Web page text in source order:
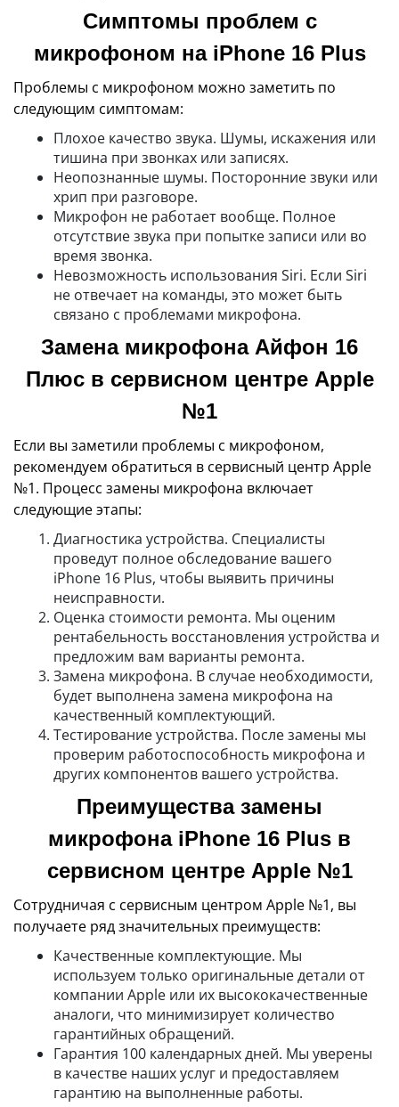
Симптомы проблем с
микрофоном на iPhone 16 Plus
Проблемы с микрофоном можно заметить по
следующим симптомам:
Плохое качество звука. Шумы, искажения или
тишина при звонках или записях.
Неопознанные шумы. Посторонние звуки или
хрип при разговоре.
Микрофон не работает вообще. Полное
отсутствие звука при попытке записи или во
время звонка.
Невозможность использования Siri. Если Siri
не отвечает на команды, это может быть
связано с проблемами микрофона.
Замена микрофона Айфон 16
Плюс в сервисном центре Apple
№1
Если вы заметили проблемы с микрофоном,
рекомендуем обратиться в сервисный центр Apple
№1. Процесс замены микрофона включает
следующие этапы:
Диагностика устройства. Специалисты
проведут полное обследование вашего
iPhone 16 Plus, чтобы выявить причины
неисправности.
Оценка стоимости ремонта. Мы оценим
рентабельность восстановления устройства и
предложим вам варианты ремонта.
Замена микрофона. В случае необходимости,
будет выполнена замена микрофона на
качественный комплектующий.
Тестирование устройства. После замены мы
проверим работоспособность микрофона и
других компонентов вашего устройства.
Преимущества замены
микрофона iPhone 16 Plus в
сервисном центре Apple №1
Сотрудничая с сервисным центром Apple №1, вы
получаете ряд значительных преимуществ:
Качественные комплектующие. Мы
используем только оригинальные детали от
компании Apple или их высококачественные
аналоги, что минимизирует количество
гарантийных обращений.
Гарантия 100 календарных дней. Мы уверены
в качестве наших услуг и предоставляем
гарантию на выполненные работы.